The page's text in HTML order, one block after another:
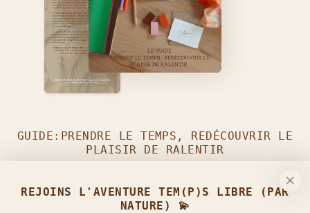
GUIDE:PRENDRE LE TEMPS, REDÉCOUVRIR LE
PLAISIR DE RALENTIR
COMMUNAUTÉ TEM(P)S LIBRE (PAR NATURE) :)
REJOINS L'AVENTURE TEM(P)S LIBRE (PAR
NATURE) 💫